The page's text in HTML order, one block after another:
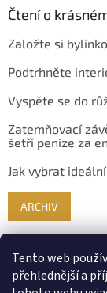
Tento web
přehlednější a
Čtení o
Založte si
Podtrhněte
Vyspěte se do
Zatemňovací
šetří peníze za
Jak vybrat
ARCHIV